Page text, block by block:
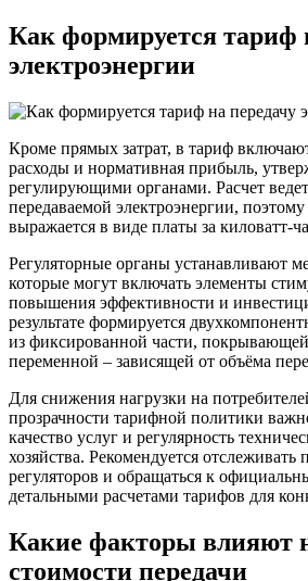
Как формируется тариф
электроэнергии
Кроме прямых затрат, в тариф
расходы и нормативная прибыль,
регулирующими органами. Расчет
передаваемой электроэнергии,
выражается в виде платы за киловатт-
Регуляторные органы устанавливают
которые могут включать элементы
повышения эффективности и
результате формируется
из фиксированной части, покрывающей
переменной – зависящей от объёма
Для снижения нагрузки на
прозрачности тарифной политики
качество услуг и регулярность
хозяйства. Рекомендуется отслеживать
регуляторов и обращаться к
детальными расчетами тарифов для
Какие факторы влияют
стоимости передачи